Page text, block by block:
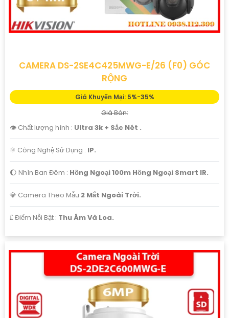
CAMERA DS-2SE4C425MWG-E/26 (F0) GÓC
RỘNG
Giá Khuyến Mại: 5%-35%
Giá Bán:
👁 Chất lượng hình : Ultra 3k + Sắc Nét .
⚛️ Công Nghệ Sử Dụng : IP.
🌔 Nhìn Ban Đêm : Hồng Ngoại 100m Hồng Ngoại Smart IR.
💎 Camera Theo Mẫu 2 Mắt Ngoài Trời.
️₤ Điểm Nỗi Bật : Thu Âm Và Loa.